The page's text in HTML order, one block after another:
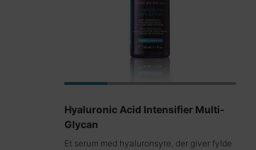
Hyaluronic Acid Intensifier Multi-
Glycan
Et serum med hyaluronsyre, der giver fylde